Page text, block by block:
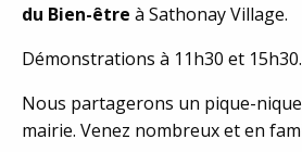
du Bien-être à Sathonay Village.
Démonstrations à 11h30 et 15h30.
Nous partagerons un pique-
mairie. Venez nombreux et en